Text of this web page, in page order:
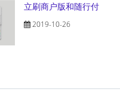
立刷商户版和随行付
2019-10-26